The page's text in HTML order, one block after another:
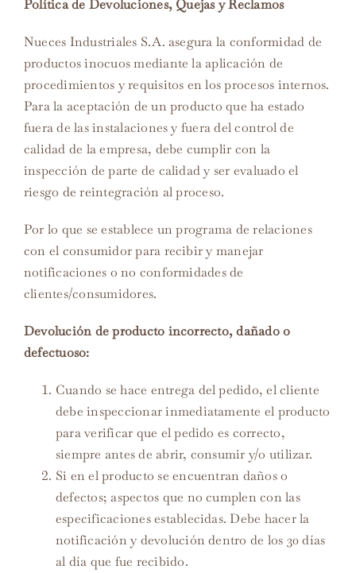
Política de Devoluciones, Quejas y Reclamos
Nueces Industriales S.A. asegura la conformidad de
productos inocuos mediante la aplicación de
procedimientos y requisitos en los procesos internos.
Para la aceptación de un producto que ha estado
fuera de las instalaciones y fuera del control de
calidad de la empresa, debe cumplir con la
inspección de parte de calidad y ser evaluado el
riesgo de reintegración al proceso.
Por lo que se establece un programa de relaciones
con el consumidor para recibir y manejar
notificaciones o no conformidades de
clientes/consumidores.
Devolución de producto incorrecto, dañado o
defectuoso:
Cuando se hace entrega del pedido, el cliente
debe inspeccionar inmediatamente el producto
para verificar que el pedido es correcto,
siempre antes de abrir, consumir y/o utilizar.
Si en el producto se encuentran daños o
defectos; aspectos que no cumplen con las
especificaciones establecidas. Debe hacer la
notificación y devolución dentro de los 30 días
al día que fue recibido.